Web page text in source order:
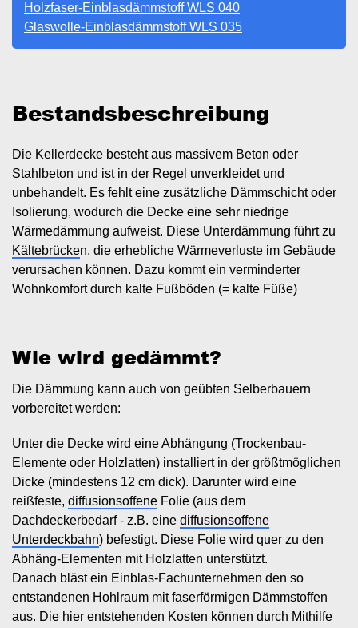
Holzfaser-Einblasdämmstoff WLS 040
Glaswolle-Einblasdämmstoff WLS 035
Bestandsbeschreibung
Die Kellerdecke besteht aus massivem Beton oder
Stahlbeton und ist in der Regel unverkleidet und
unbehandelt. Es fehlt eine zusätzliche Dämmschicht oder
Isolierung, wodurch die Decke eine sehr niedrige
Wärmedämmung aufweist. Diese Unterdämmung führt zu
Kältebrücken, die erhebliche Wärmeverluste im Gebäude
verursachen können. Dazu kommt ein verminderter
Wohnkomfort durch kalte Fußböden (= kalte Füße)
Wie wird gedämmt?
Die Dämmung kann auch von geübten Selberbauern
vorbereitet werden:
Unter die Decke wird eine Abhängung (Trockenbau-
Elemente oder Holzlatten) installiert in der größtmöglichen
Dicke (mindestens 12 cm dick). Darunter wird eine
reißfeste, diffusionsoffene Folie (aus dem
Dachdeckerbedarf - z.B. eine diffusionsoffene
Unterdeckbahn) befestigt. Diese Folie wird quer zu den
Abhäng-Elementen mit Holzlatten unterstützt.
Danach bläst ein Einblas-Fachunternehmen den so
entstandenen Hohlraum mit faserförmigen Dämmstoffen
aus. Die hier entstehenden Kosten können durch Mithilfe